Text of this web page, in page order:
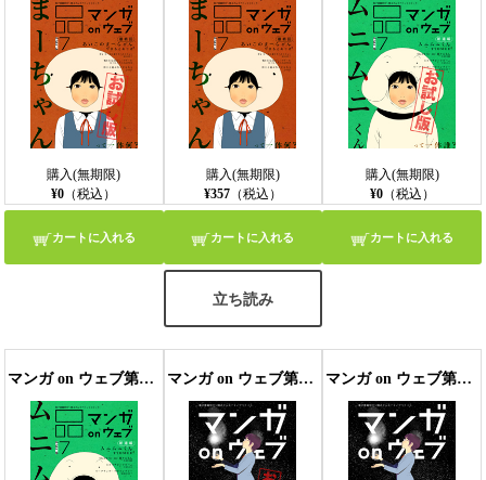
購入(無期限)
¥0 （税込）
カートに入れる
購入(無期限)
¥357（税込）
カートに入れる
立ち読み
購入(無期限)
¥0（税込）
カートに入れる
マンガ on ウェブ第7号 side-B マンガ on ウェブ第8号 side-A 無料お試し版〔雑誌〕 マンガ on ウェブ第8号 side-A